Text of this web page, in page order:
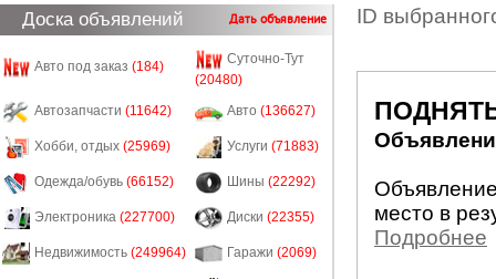
Доска объявлений Дать объявление
Авто под заказ (184)
Суточно-Тут
(20480)
Автозапчасти (11642) Авто (136627)
Хобби, отдых (25969) Услуги (71883)
Одежда/обувь (66152) Шины (22292)
Электроника (227700) Диски (22355)
Недвижимость (249964) Гаражи (2069)
ID
место в
Подробнее